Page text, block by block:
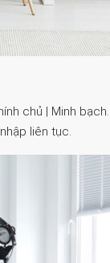
chủ | Minh bạch.
liên tục.